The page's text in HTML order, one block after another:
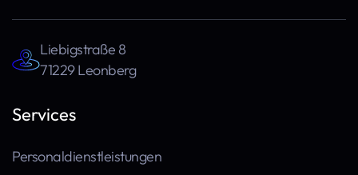
Liebigstraße 8
71229 Leonberg
Services
Personaldienstleistungen